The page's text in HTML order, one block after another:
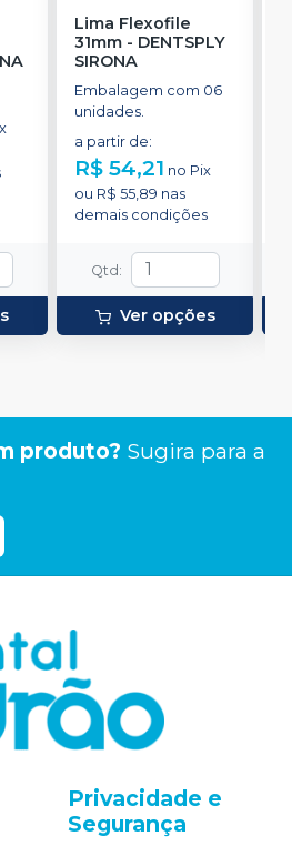
Lima Flexofile
31mm- DENTSPLY
SIRONA
Embalagem com 06
unidades.
a partir de:
R$ 54,21 no Pix
ou R$ 55,89 nas
demais condições
Qtd:
Ver opções
produto? Sugira para a
Privacidade e
Segurança